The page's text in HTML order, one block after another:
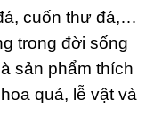
cuốn thư đá,…
trong đời sống
sản phẩm thích
quả, lễ vật và